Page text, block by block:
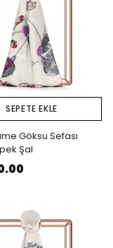
SEPETE EKLE
Göksu Sefası
Şal